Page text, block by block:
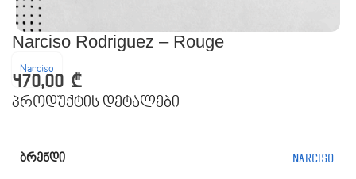
Narciso Rodriguez – Rouge
Narciso
470,00 ₾
პროდუქტის დეტალები
ᲑᲠᲔᲜᲓᲘ Narciso